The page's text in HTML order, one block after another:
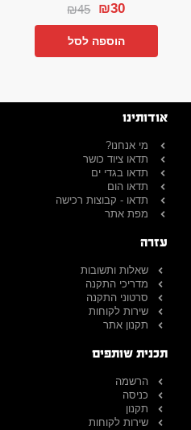
₪45 ₪30
הוספה לסל
אודותינו
מי אנחנו?
תדאו ציוד כושר
תדאו בגדי ים
תדאו הום
תדאו - קבוצות רכישה
מפת אתר
עזרה
שאלות ותשובות
מדריכי התקנה
סרטוני התקנה
שירות לקוחות
תקנון אתר
תכנית שותפים
הרשמה
כניסה
תקנון
שירות לקוחות